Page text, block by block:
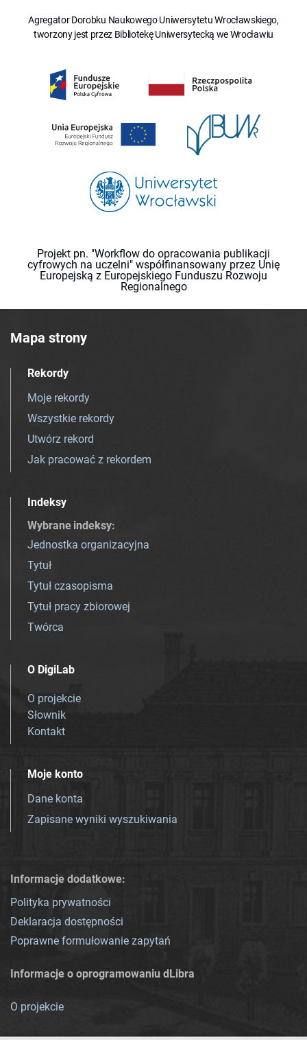
Agregator Dorobku Naukowego Uniwersytetu Wrocławskiego,
tworzony jest przez Bibliotekę Uniwersytecką we Wrocławiu
Projekt pn. "Workflow do opracowania publikacji
cyfrowych na uczelni" współfinansowany przez Unię
Europejską z Europejskiego Funduszu Rozwoju
Regionalnego
Mapa strony
Rekordy
Moje rekordy
Wszystkie rekordy
Utwórz rekord
Jak pracować z rekordem
Indeksy
Wybrane indeksy:
Jednostka organizacyjna
Tytuł
Tytuł czasopisma
Tytuł pracy zbiorowej
Twórca
O DigiLab
O projekcie
Słownik
Kontakt
Moje konto
Dane konta
Zapisane wyniki wyszukiwania
Informacje dodatkowe:
Polityka prywatności
Deklaracja dostępności
Poprawne formułowanie zapytań
Informacje o oprogramowaniu dLibra
O projekcie